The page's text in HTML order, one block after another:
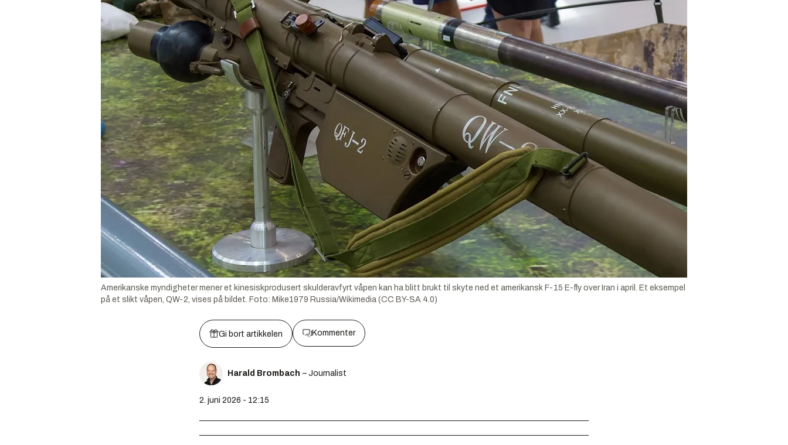
Amerikanske myndigheter mener et kinesiskprodusert skulderavfyrt våpen kan ha blitt brukt til skyte ned et amerikansk F-15 E-fly over Iran i april. Et eksempel
på et slikt våpen, QW-2, vises på bildet. Foto: Mike1979 Russia/Wikimedia (CC BY-SA 4.0)
Gi bort artikkelen Kommenter
Harald Brombach – Journalist
2. juni 2026 - 12:15